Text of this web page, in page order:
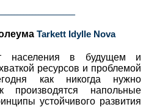
Tarkett Idylle Nova
населения в будущем и
ресурсов и проблемой
как никогда нужно
напольные
устойчивого развития